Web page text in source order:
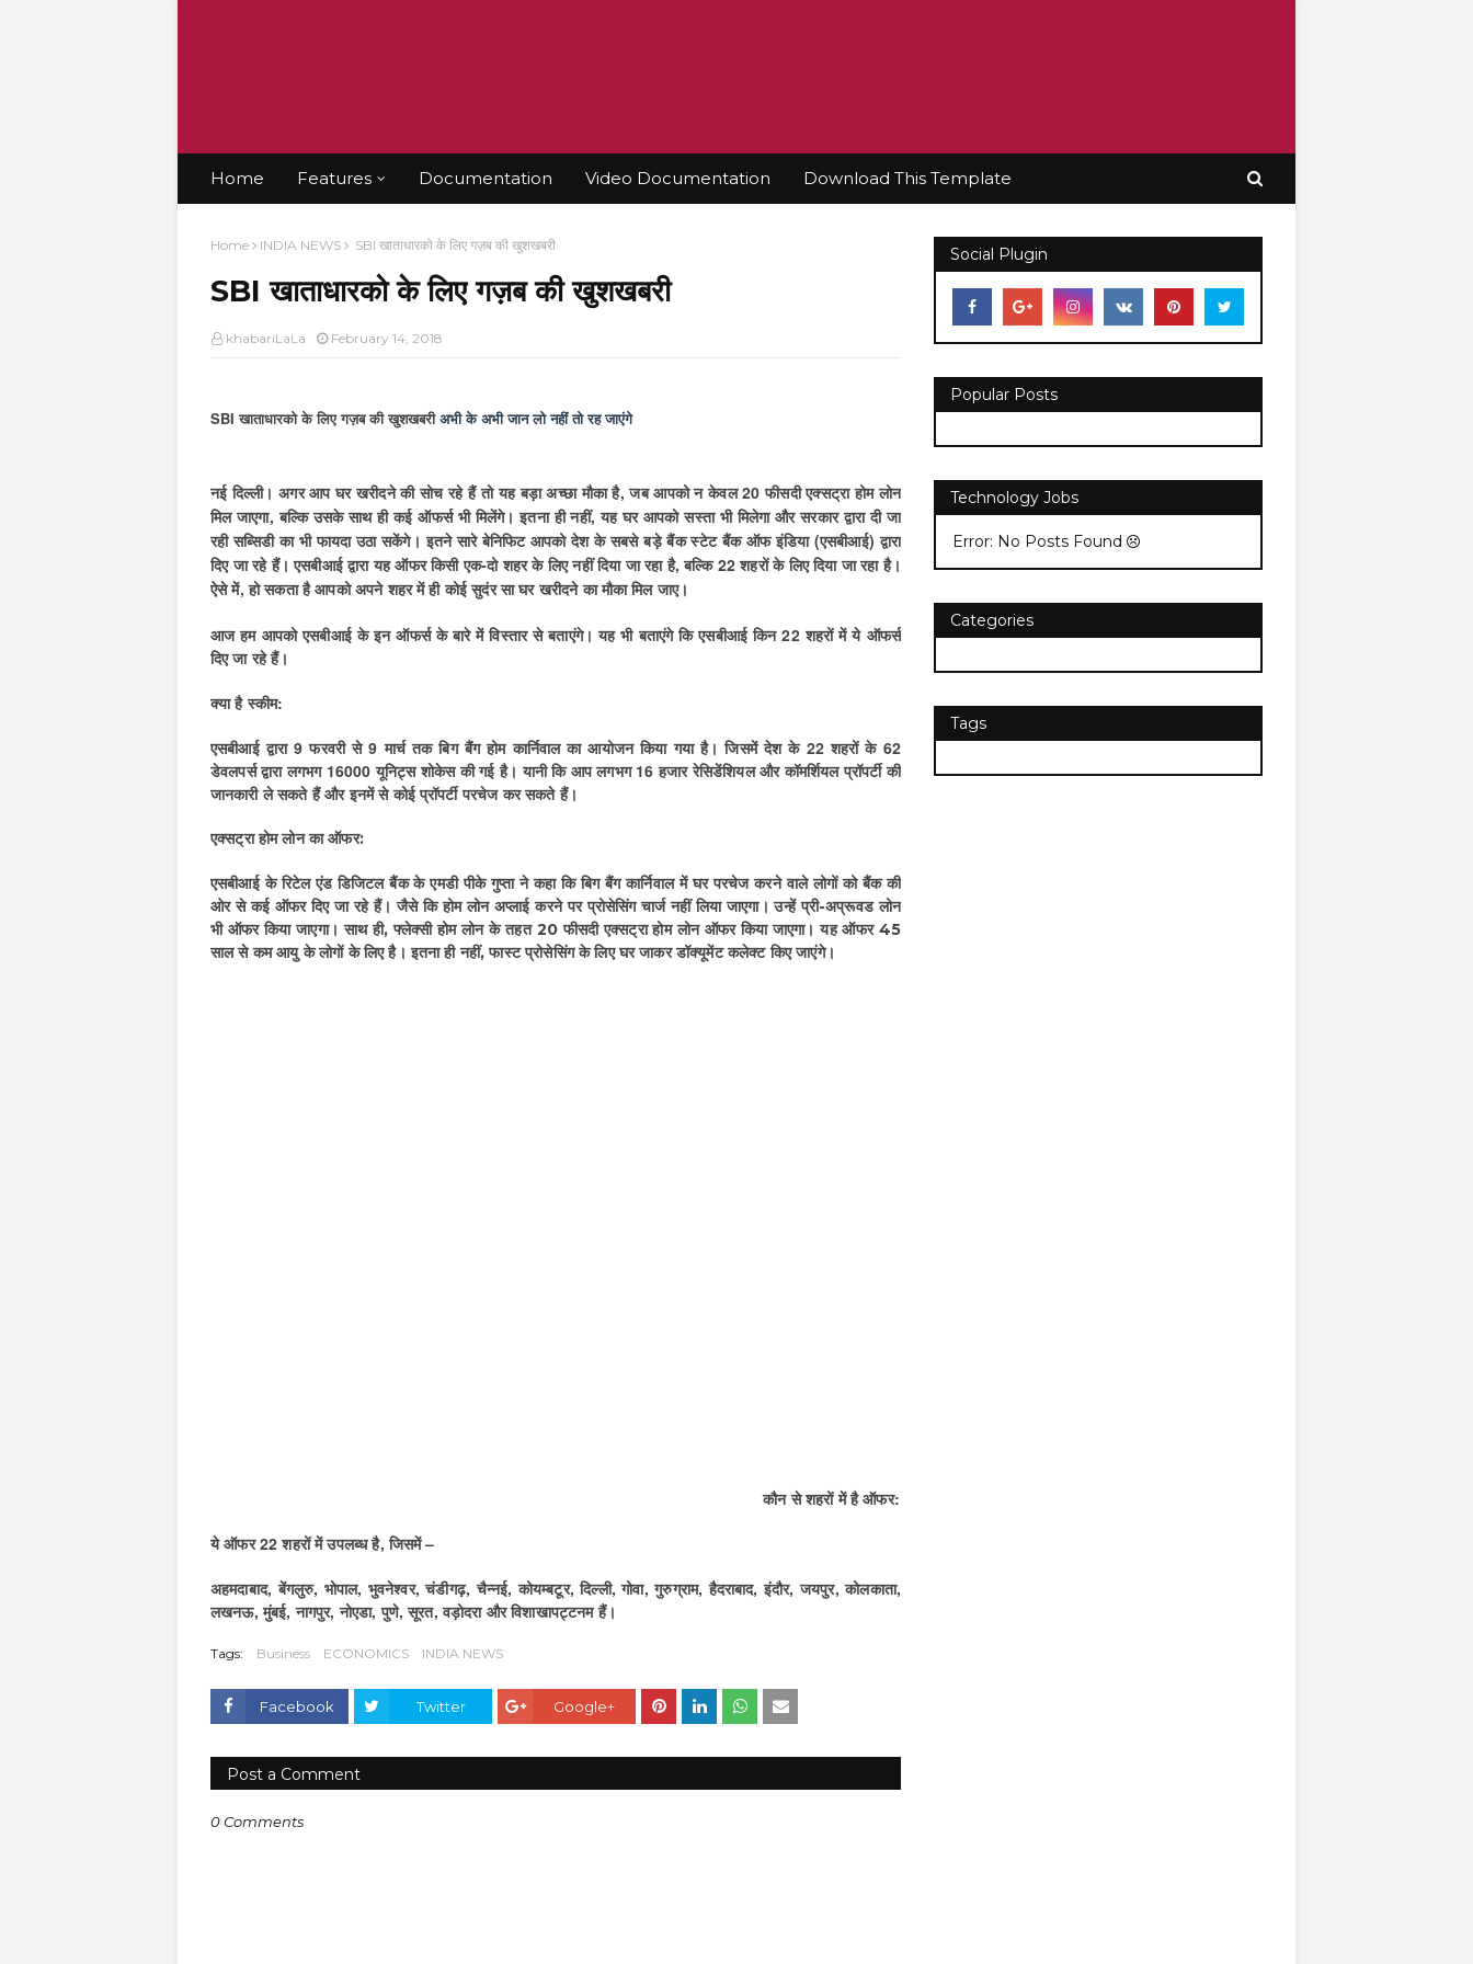
Home Features Documentation Video Documentation Download This Template
Home INDIA NEWS SBI खाताधारको के लिए गज़ब की खुशखबरी
SBI खाताधारको के लिए गज़ब की खुशखबरी
khabariLaLa February 14, 2018
SBI खाताधारको के लिए गज़ब की खुशखबरीअभी के अभी जान लो नहीं तो रह जाएंगे
नई दिल्‍ली। अगर आप घर खरीदने की सोच रहे हैं तो यह बड़ा अच्‍छा मौका है, जब आपको न केवल 20 फीसदी एक्‍सट्रा होम लोन
मिल जाएगा, बल्कि उसके साथ ही कई ऑफर्स भी मिलेंगे। इतना ही नहीं, यह घर आपको सस्‍ता भी मिलेगा और सरकार द्वारा दी जा
रही सब्सिडी का भी फायदा उठा सकेंगे। इतने सारे बेनिफिट आपको देश के सबसे बड़े बैंक स्‍टेट बैंक ऑफ इंडिया (एसबीआई) द्वारा
दिए जा रहे हैं। एसबीआई द्वारा यह ऑफर किसी एक-दो शहर के लिए नहीं दिया जा रहा है, बल्कि 22 शहरों के लिए दिया जा रहा है।
ऐसे में, हो सकता है आपको अपने शहर में ही कोई सुदंर सा घर खरीदने का मौका मिल जाए।
आज हम आपको एसबीआई के इन ऑफर्स के बारे में विस्‍तार से बताएंगे। यह भी बताएंगे कि एसबीआई किन 22 शहरों में ये ऑफर्स
दिए जा रहे हैं।
क्‍या है स्‍कीम:
एसबीआई द्वारा 9 फरवरी से 9 मार्च तक बिग बैंग होम कार्निवाल का आयोजन किया गया है। जिसमें देश के 22 शहरों के 62
डेवलपर्स द्वारा लगभग 16000 यूनिट्स शोकेस की गई है। यानी कि आप लगभग 16 हजार रेसिडेंशियल और कॉमर्शियल प्रॉपर्टी की
जानकारी ले सकते हैं और इनमें से कोई प्रॉपर्टी परचेज कर सकते हैं।
एक्‍सट्रा होम लोन का ऑफर:
एसबीआई के रिटेल एंड डिजिटल बैंक के एमडी पीके गुप्‍ता ने कहा कि बिग बैंग कार्निवाल में घर परचेज करने वाले लोगों को बैंक की
ओर से कई ऑफर दिए जा रहे हैं। जैसे कि होम लोन अप्‍लाई करने पर प्रोसेसिंग चार्ज नहीं लिया जाएगा। उन्‍हें प्री-अप्रूवड लोन
भी ऑफर किया जाएगा। साथ ही, फ्लेक्‍सी होम लोन के तहत 20 फीसदी एक्‍सट्रा होम लोन ऑफर किया जाएगा। यह ऑफर 45
साल से कम आयु के लोगों के लिए है। इतना ही नहीं, फास्‍ट प्रोसेसिंग के लिए घर जाकर डॉक्‍यूमेंट कलेक्‍ट किए जाएंगे।
कौन से शहरों में है ऑफर:
ये ऑफर 22 शहरों में उपलब्‍ध है, जिसमें –
अहमदाबाद, बेंगलुरु, भोपाल, भुवनेश्‍वर, चंडीगढ़, चैन्‍नई, कोयम्‍बटूर, दिल्‍ली, गोवा, गुरुग्राम, हैदराबाद, इंदौर, जयपुर, कोलकाता,
लखनऊ, मुंबई, नागपुर, नोएडा, पुणे, सूरत, वड़ोदरा और विशाखापट्टनम हैं।
Tags: Business ECONOMICS INDIA NEWS
Facebook Twitter Google+
Post a Comment
0 Comments
Social Plugin
Popular Posts
Technology Jobs
Error: No Posts Found
Categories
Tags